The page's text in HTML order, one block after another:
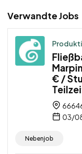
Verwandte Jobs
€ /
03/
Nebenjob